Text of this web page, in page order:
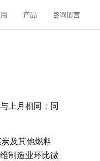
产品 咨询留言
与上月相同；同
炭及其他燃料
制造业环比微